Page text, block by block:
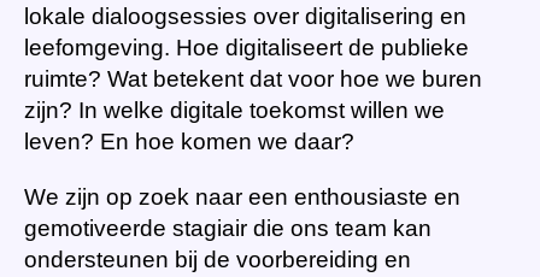
lokale dialoogsessies over digitalisering en
leefomgeving. Hoe digitaliseert de publieke
ruimte? Wat betekent dat voor hoe we buren
zijn? In welke digitale toekomst willen we
leven? En hoe komen we daar?
We zijn op zoek naar een enthousiaste en
gemotiveerde stagiair die ons team kan
ondersteunen bij de voorbereiding en